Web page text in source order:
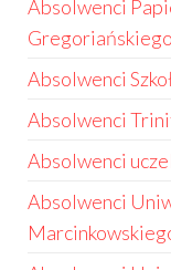
Absolwenci
Gregoriańskiego
Absolwenci
Absolwenci
Absolwenci
Absolwenci